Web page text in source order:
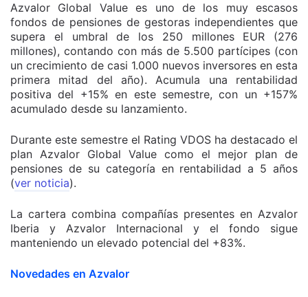
Azvalor Global Value es uno de los muy escasos
fondos de pensiones de gestoras independientes que
supera el umbral de los 250 millones EUR (276
millones), contando con más de 5.500 partícipes (con
un crecimiento de casi 1.000 nuevos inversores en esta
primera mitad del año). Acumula una rentabilidad
positiva del +15% en este semestre, con un +157%
acumulado desde su lanzamiento.
Durante este semestre el Rating VDOS ha destacado el
plan Azvalor Global Value como el mejor plan de
pensiones de su categoría en rentabilidad a 5 años
(ver noticia).
La cartera combina compañías presentes en Azvalor
Iberia y Azvalor Internacional y el fondo sigue
manteniendo un elevado potencial del +83%.
Novedades en Azvalor